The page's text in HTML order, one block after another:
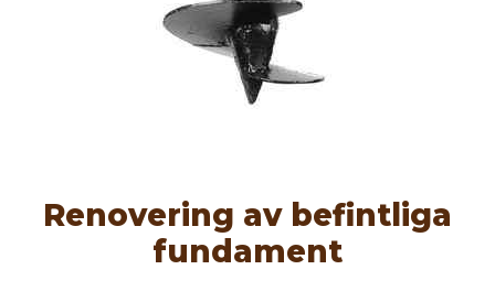
Renovering av befintliga
fundament